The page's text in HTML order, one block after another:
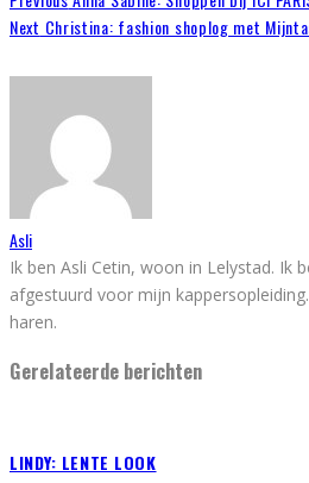
Next Christina: fashion shoplog met
Asli
Ik ben Asli Cetin, woon in Lelystad. Ik
afgestuurd voor mijn
haren.
Gerelateerde berichten
LINDY: LENTE LOOK